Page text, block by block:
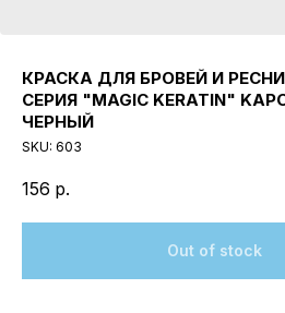
КРАСКА ДЛЯ БРОВЕЙ И
СЕРИЯ "MAGIC KERATIN"
ЧЕРНЫЙ
SKU: 603
156 р.
Out of stock